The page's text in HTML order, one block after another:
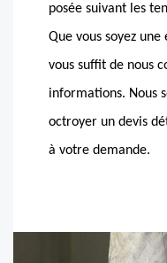
posée suivant les
Que vous soyez
vous suffit de nous
informations. Nous
octroyer un devis
à votre demande.